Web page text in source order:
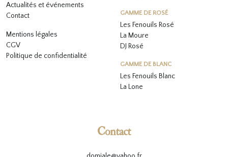
Actualités et événements
Contact
Mentions légales
CGV
Politique de confidentialité
GAMME DE ROSÉ
Les Fenouils Rosé
La Moure
DJ Rosé
GAMME DE BLANC
Les Fenouils Blanc
La Lone
Contact